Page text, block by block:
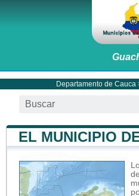
Departamento de Cauca
EL MUNICIPIO